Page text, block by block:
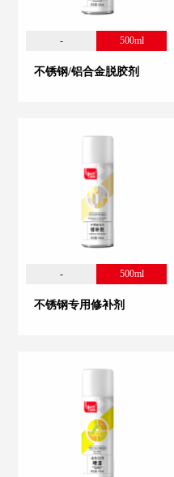
- 500ml
不锈钢/铝合金脱胶剂
- 500ml
不锈钢专用修补剂